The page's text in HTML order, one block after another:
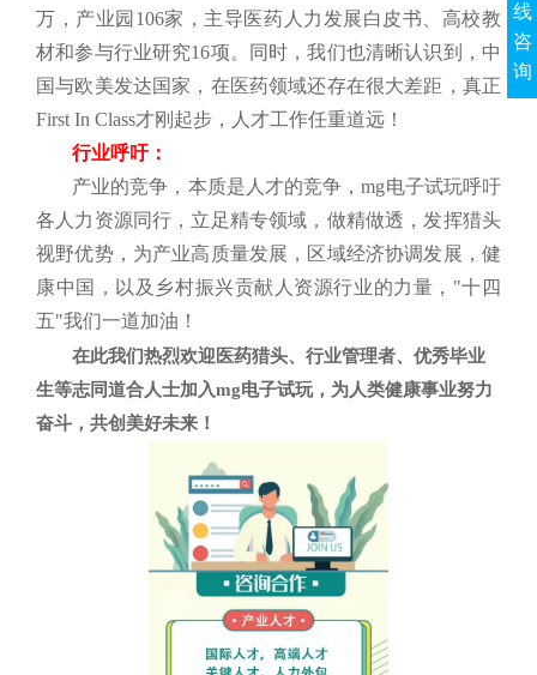
万，产业园106家，主导医药人力发展白皮书、高校教
材和参与行业研究16项。同时，我们也清晰认识到，中
国与欧美发达国家，在医药领域还存在很大差距，真正
First In Class才刚起步，人才工作任重道远！
行业呼吁：
产业的竞争，本质是人才的竞争，mg电子试玩呼吁
各人力资源同行，立足精专领域，做精做透，发挥猎头
视野优势，为产业高质量发展，区域经济协调发展，健
康中国，以及乡村振兴贡献人资源行业的力量，"十四
五"我们一道加油！
在此我们热烈欢迎医药猎头、行业管理者、优秀毕业
生等志同道合人士加入mg电子试玩，为人类健康事业努力
奋斗，共创美好未来！
线
咨
询